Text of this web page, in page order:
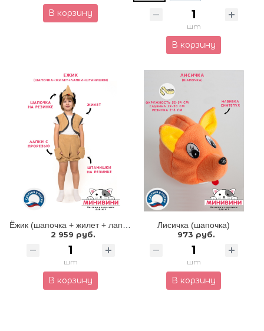
В корзину
шт
В корзину
2 959 руб.
шт
В корзину
Лисичка (шапочка)
973 руб.
шт
В корзину